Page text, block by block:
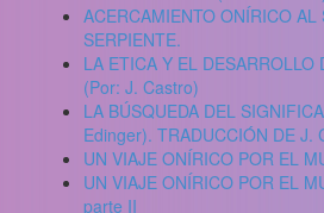
ACERCAMIENTO ONÍRICO AL
SERPIENTE.
LA ETICA Y EL DESARROLLO
(Por: J. Castro)
LA BÚSQUEDA DEL
Edinger). TRADUCCIÓN DE J.
UN VIAJE ONÍRICO POR EL
UN VIAJE ONÍRICO POR EL
parte II